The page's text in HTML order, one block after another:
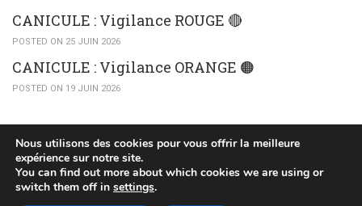
CANICULE : Vigilance ROUGE 🔴
POSTED ON 25 JUIN 2026
CANICULE : Vigilance ORANGE 🟠​
POSTED ON 19 JUIN 2026
(c) 2015 Mairie de Huttendorf
Nous utilisons des cookies pour vous offrir la meilleure
expérience sur notre site.
You can find out more about which cookies we are using or
switch them off in settings.